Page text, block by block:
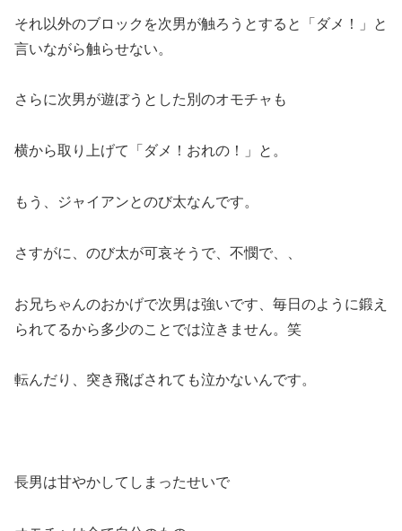
それ以外のブロックを次男が触ろうとすると「ダメ！」と
言いながら触らせない。
さらに次男が遊ぼうとした別のオモチャも
横から取り上げて「ダメ！おれの！」と。
もう、ジャイアンとのび太なんです。
さすがに、のび太が可哀そうで、不憫で、、
お兄ちゃんのおかげで次男は強いです、毎日のように鍛え
られてるから多少のことでは泣きません。笑
転んだり、突き飛ばされても泣かないんです。
長男は甘やかしてしまったせいで